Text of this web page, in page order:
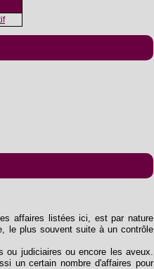
affaires listées ici, est par nature
le plus souvent suite à un contrôle
ou judiciaires ou encore les aveux.
un certain nombre d'affaires pour